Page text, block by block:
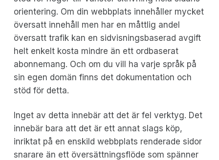
orientering. Om din webbplats innehåller mycket
översatt innehåll men har en måttlig andel
översatt trafik kan en sidvisningsbaserad avgift
helt enkelt kosta mindre än ett ordbaserat
abonnemang. Och om du vill ha varje språk på
sin egen domän finns det dokumentation och
stöd för detta.
Inget av detta innebär att det är fel verktyg. Det
innebär bara att det är ett annat slags köp,
inriktat på en enskild webbplats renderade sidor
snarare än ett översättningsflöde som spänner